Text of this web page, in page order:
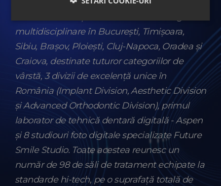
multidisciplinare în București, Timișoara,
Sibiu, Brașov, Ploiești, Cluj-Napoca, Oradea și
Craiova, destinate tuturor categoriilor de
vârstă, 3 divizii de excelență unice în
România (Implant Division, Aesthetic Division
și Advanced Orthodontic Division), primul
laborator de tehnică dentară digitală - Aspen
și 8 studiouri foto digitale specializate Future
Smile Studio. Toate acestea reunesc un
număr de 98 de săli de tratament echipate la
standarde hi-tech, pe o suprafață totală de